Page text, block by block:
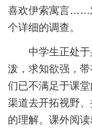
喜欢伊索寓言……
个详细的调查。
中学生正处
泼，求知欲强，
们已不满足于课
渠道去开拓视野
的理解。课外阅